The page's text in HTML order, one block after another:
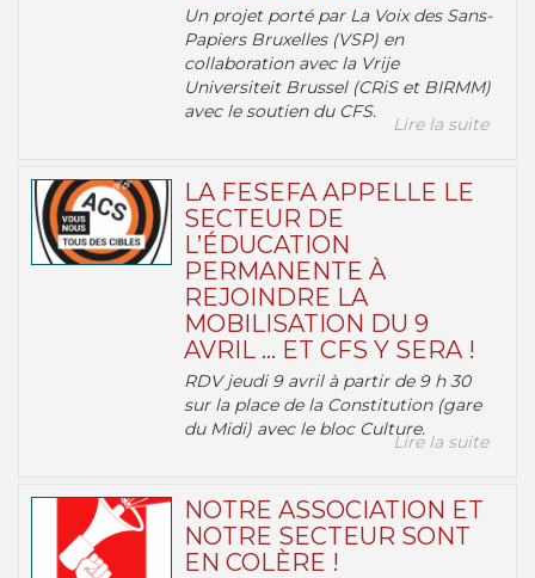
Un projet porté par La Voix des Sans-
Papiers Bruxelles (VSP) en
collaboration avec la Vrije
Universiteit Brussel (CRiS et BIRMM)
avec le soutien du CFS.
Lire la suite
LA FESEFA APPELLE LE
SECTEUR DE
L’ÉDUCATION
PERMANENTE À
REJOINDRE LA
MOBILISATION DU 9
AVRIL … ET CFS Y SERA !
RDV jeudi 9 avril à partir de 9 h 30
sur la place de la Constitution (gare
du Midi) avec le bloc Culture.
Lire la suite
NOTRE ASSOCIATION ET
NOTRE SECTEUR SONT
EN COLÈRE !